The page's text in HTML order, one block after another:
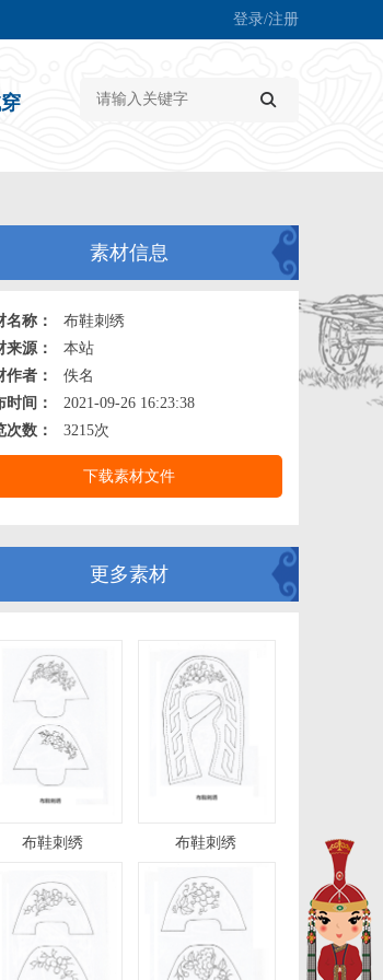
登录/注册
素材信息
名称：
布鞋刺绣
来源：
本站
作者：
佚名
时间：
2021-09-26 16:23:38
次数：
3215次
下载素材文件
更多素材
布鞋刺绣 布鞋刺绣